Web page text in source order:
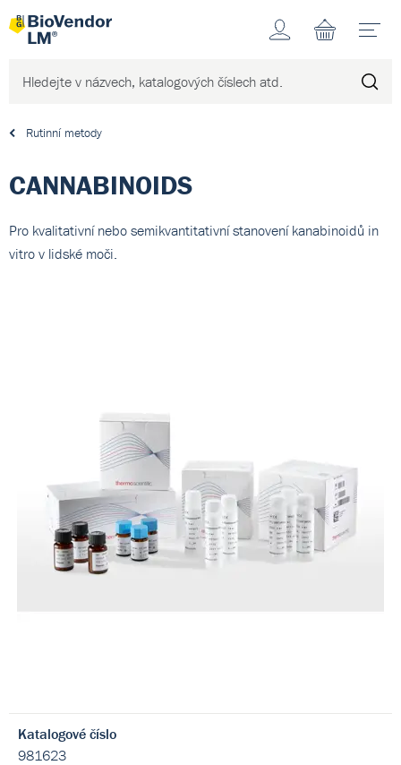
Účet
Rutinní metody
CANNABINOIDS
Pro kvalitativní nebo semikvantitativní stanovení kanabinoidů in
vitro v lidské moči.
Katalogové číslo
981623